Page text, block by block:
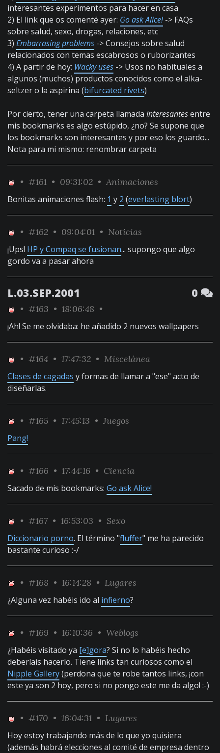
interesantes experimentos para hacer en casa
2) El link que os comenté ayer: Go ask Alice!-> FAQs
sobre salud, sexo, drogas, relaciones, etc
3) Embarrasing problems -> Consejos sobre salud
relacionados con temas escabrosos o ruborizantes
4) A partir de hoy: Wacky uses -> Usos no habituales a
algunos (muchos) productos conocidos como el alka-
seltzer o la aspirina (bifurcated rivets)
Por cierto, tener una carpeta llamada Interesantesentre
mis bookmarks es algo estúpido, ¿no? Se supone que
los bookmarks son interesantes y por eso los guardo...
Nota para mi mismo: renombrar carpeta
• #161 • 09:31:02 • Animaciones
Bonitas animaciones flash: 1 y 2 (everlasting blort)
• #162 • 09:04:01 • Noticias
¡Ups! HP y Compaq se fusionan... supongo que algo
gordo va a pasar ahora
L.03.SEP.2001 0
• #163 • 18:06:48 •
¡Ah! Se me olvidaba: he añadido 2 nuevos wallpapers
• #164 • 17:47:32 • Miscelánea
Clases de cagadas y formas de llamar a "ese" acto de
diseñarlas.
• #165 • 17:45:13 • Juegos
Pang!
• #166 • 17:44:16 • Ciencia
Sacado de mis bookmarks: Go ask Alice!
• #167 • 16:53:03 • Sexo
Diccionario porno. El término "fluffer" me ha parecido
bastante curioso :-/
• #168 • 16:14:28 • Lugares
¿Alguna vez habéis ido al infierno?
• #169 • 16:10:36 • Weblogs
¿Habéis visitado ya [e]gora? Si no lo habéis hecho
deberíais hacerlo. Tiene links tan curiosos como el
Nipple Gallery(perdona que te robe tantos links, ¡con
este ya son 2 hoy, pero si no pongo este me da algo! :-)
• #170 • 16:04:31 • Lugares
Hoy estoy trabajando más de lo que yo quisiera
(además habrá elecciones al comité de empresa dentro